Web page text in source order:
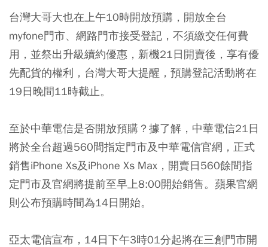
台灣大哥大也在上午10時開放預購，開放全台
myfone門市、網路門市接受登記，不須繳交任何費
用，並祭出升級續約優惠，新機21日開賣後，享有優
先配貨的權利，台灣大哥大提醒，預購登記活動將在
19日晚間11時截止。
至於中華電信是否開放預購？據了解，中華電信21日
將於全台超過560間指定門市及中華電信官網，正式
銷售iPhone Xs及iPhone Xs Max，開賣日560餘間指
定門市及官網將提前至早上8:00開始銷售。蘋果官網
則公布預購時間為14日開始。
亞太電信宣布，14日下午3時01分起將在三創門市開